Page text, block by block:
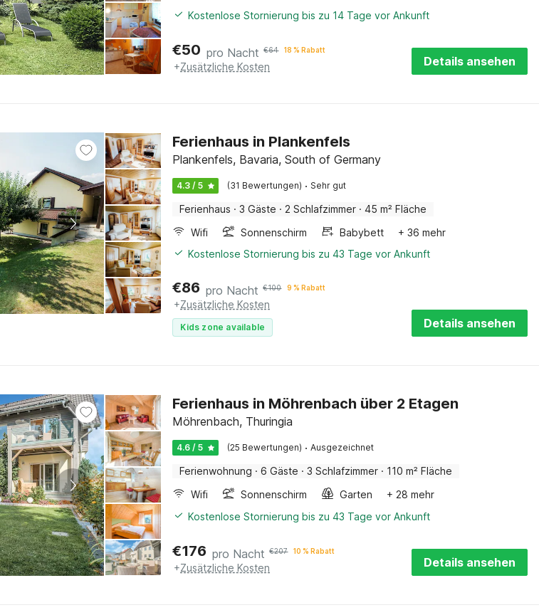
Kostenlose Stornierung bis zu 14 Tage vor Ankunft
€50 pro Nacht €64 18 % Rabatt
+Zusätzliche Kosten Details ansehen
Ferienhaus in Plankenfels
Plankenfels, Bavaria, South of Germany
4.3 / 5 (31 Bewertungen) · Sehr gut
Ferienhaus · 3 Gäste · 2 Schlafzimmer · 45 m² Fläche
Wifi
Sonnenschirm Babybett
+ 36 mehr
Kostenlose Stornierung bis zu 43 Tage vor Ankunft
€86 pro Nacht €100 9 % Rabatt
+Zusätzliche Kosten
Kids zone available Details ansehen
Ferienhaus in Möhrenbach über 2 Etagen
Möhrenbach, Thuringia
4.6 / 5 (25 Bewertungen) · Ausgezeichnet
Ferienwohnung · 6 Gäste · 3 Schlafzimmer · 110 m² Fläche
Wifi
Sonnenschirm Garten
+ 28 mehr
Kostenlose Stornierung bis zu 43 Tage vor Ankunft
€176 pro Nacht €207 10 % Rabatt
+Zusätzliche Kosten Details ansehen